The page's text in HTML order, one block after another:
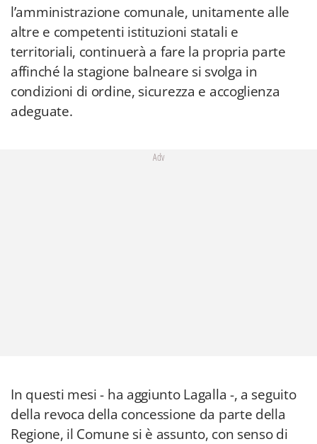
l’amministrazione comunale, unitamente alle
altre e competenti istituzioni statali e
territoriali, continuerà a fare la propria parte
affinché la stagione balneare si svolga in
condizioni di ordine, sicurezza e accoglienza
adeguate.
Adv
In questi mesi - ha aggiunto Lagalla -, a seguito
della revoca della concessione da parte della
Regione, il Comune si è assunto, con senso di